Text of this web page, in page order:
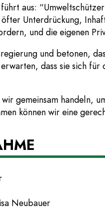
aus:
Unterdrückung,
und die eigenen
und betonen,
dass sie sich
gemeinsam handeln,
können wir eine
Neubauer